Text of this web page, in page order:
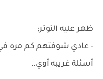
ظهر عليه التوتر:
- عادي شوفتهم كم مره في
أسئلة غريبه أوي..